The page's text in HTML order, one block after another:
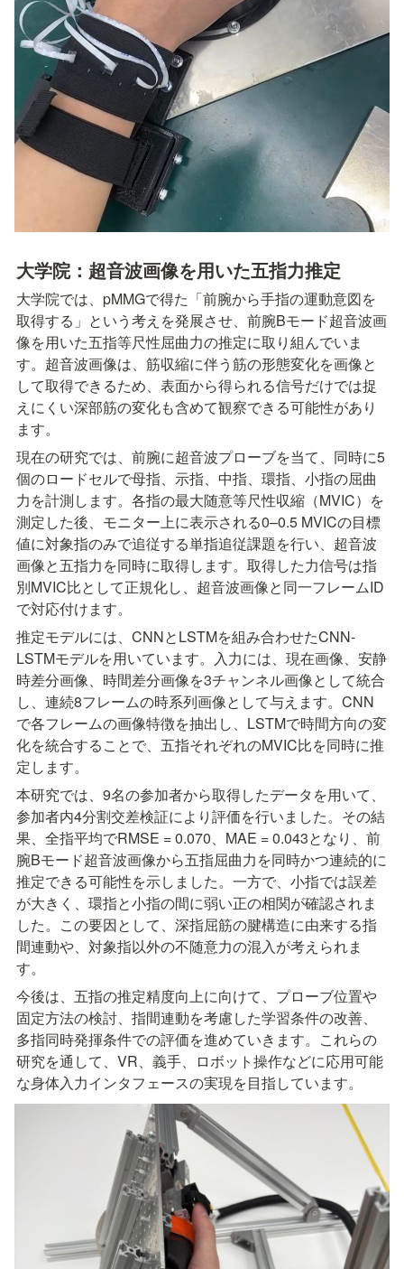
大学院：超音波画像を用いた五指力推定
大学院では、pMMGで得た「前腕から手指の運動意図を
取得する」という考えを発展させ、前腕Bモード超音波画
像を用いた五指等尺性屈曲力の推定に取り組んでいま
す。超音波画像は、筋収縮に伴う筋の形態変化を画像と
して取得できるため、表面から得られる信号だけでは捉
えにくい深部筋の変化も含めて観察できる可能性があり
ます。
現在の研究では、前腕に超音波プローブを当て、同時に5
個のロードセルで母指、示指、中指、環指、小指の屈曲
力を計測します。各指の最大随意等尺性収縮（MVIC）を
測定した後、モニター上に表示される0–0.5 MVICの目標
値に対象指のみで追従する単指追従課題を行い、超音波
画像と五指力を同時に取得します。取得した力信号は指
別MVIC比として正規化し、超音波画像と同一フレームID
で対応付けます。
推定モデルには、CNNとLSTMを組み合わせたCNN-
LSTMモデルを用いています。入力には、現在画像、安静
時差分画像、時間差分画像を3チャンネル画像として統合
し、連続8フレームの時系列画像として与えます。CNN
で各フレームの画像特徴を抽出し、LSTMで時間方向の変
化を統合することで、五指それぞれのMVIC比を同時に推
定します。
本研究では、9名の参加者から取得したデータを用いて、
参加者内4分割交差検証により評価を行いました。その結
果、全指平均でRMSE = 0.070、MAE = 0.043となり、前
腕Bモード超音波画像から五指屈曲力を同時かつ連続的に
推定できる可能性を示しました。一方で、小指では誤差
が大きく、環指と小指の間に弱い正の相関が確認されま
した。この要因として、深指屈筋の腱構造に由来する指
間連動や、対象指以外の不随意力の混入が考えられま
す。
今後は、五指の推定精度向上に向けて、プローブ位置や
固定方法の検討、指間連動を考慮した学習条件の改善、
多指同時発揮条件での評価を進めていきます。これらの
研究を通して、VR、義手、ロボット操作などに応用可能
な身体入力インタフェースの実現を目指しています。